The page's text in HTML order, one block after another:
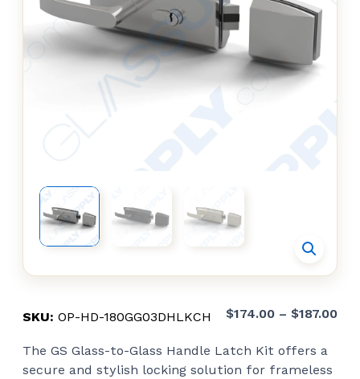
SKU: OP-HD-180GG03DHLKCH $174.00 – $187.00
The GS Glass-to-Glass Handle Latch Kit offers a
secure and stylish locking solution for frameless